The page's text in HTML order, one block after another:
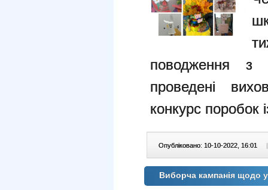
поводження з
проведені
конкурс поробок
Опубліковано: 10-10-2022, 16:01 |
Виборча кампанія щодо